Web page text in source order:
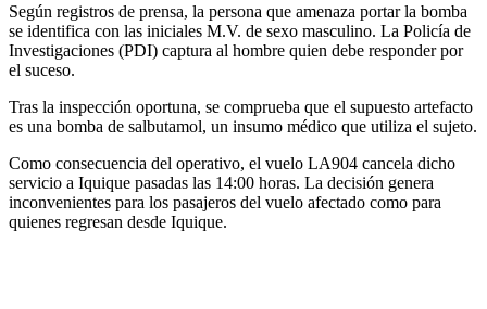
Según registros de prensa, la persona que amenaza portar la bomba
se identifica con las iniciales M.V. de sexo masculino. La Policía de
Investigaciones (PDI) captura al hombre quien debe responder por
el suceso.
Tras la inspección oportuna, se comprueba que el supuesto artefacto
es una bomba de salbutamol, un insumo médico que utiliza el sujeto.
Como consecuencia del operativo, el vuelo LA904 cancela dicho
servicio a Iquique pasadas las 14:00 horas. La decisión genera
inconvenientes para los pasajeros del vuelo afectado como para
quienes regresan desde Iquique.